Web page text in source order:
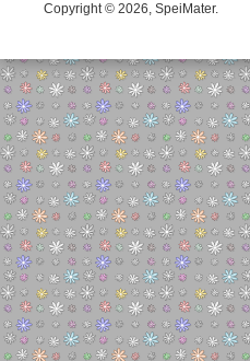
Copyright © 2026, SpeiMater.